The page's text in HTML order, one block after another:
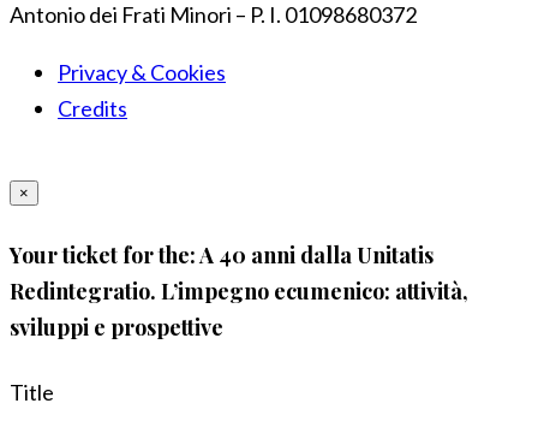
Antonio dei Frati Minori – P. I. 01098680372
Privacy & Cookies
Credits
×
Your ticket for the: A 40 anni dalla Unitatis
Redintegratio. L’impegno ecumenico: attività,
sviluppi e prospettive
Title